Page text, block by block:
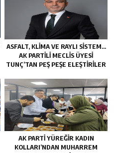
ASFALT, KLIMA VE RAYLI SISTEM…
AK PARTILI MECLIS ÜYESI
TUNÇ’TAN PEŞ PEŞE ELEŞTIRILER
AK PARTI YÜREĞIR KADIN
KOLLARI’NDAN MUHARREM